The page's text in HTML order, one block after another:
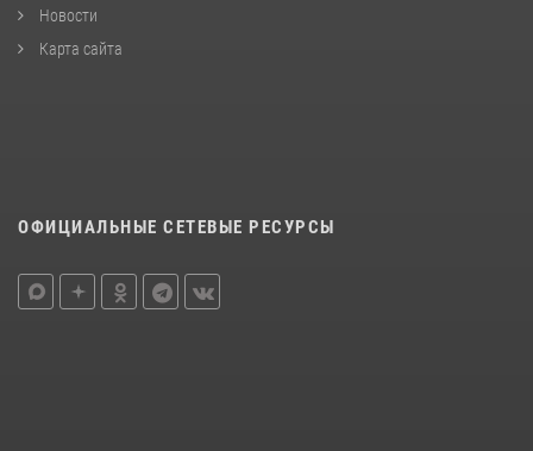
Новости
Карта сайта
ОФИЦИАЛЬНЫЕ СЕТЕВЫЕ РЕСУРСЫ